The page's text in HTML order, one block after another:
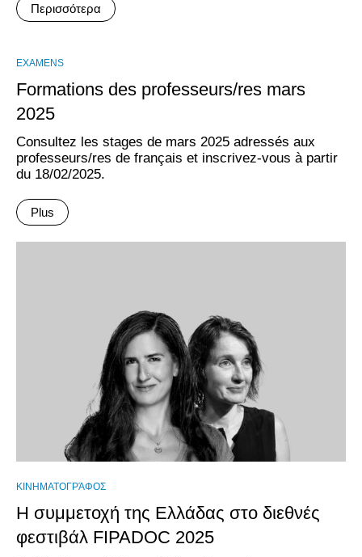
Περισσότερα
EXAMENS
Formations des professeurs/res mars
2025
Consultez les stages de mars 2025 adressés aux
professeurs/res de français et inscrivez-vous à partir
du 18/02/2025.
Plus
ΚΙΝΗΜΑΤΟΓΡΆΦΟΣ
Η συμμετοχή της Ελλάδας στο διεθνές
φεστιβάλ FIPADOC 2025